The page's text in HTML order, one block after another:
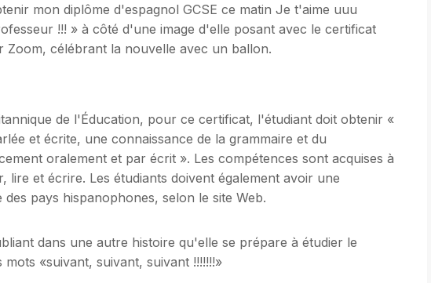
mon diplôme d'espagnol GCSE ce matin Je t'aime uuu
!!! » à côté d'une image d'elle posant avec le certificat
célébrant la nouvelle avec un ballon.
de l'Éducation, pour ce certificat, l'étudiant doit obtenir «
et écrite, une connaissance de la grammaire et du
oralement et par écrit ». Les compétences sont acquises à
lire et écrire. Les étudiants doivent également avoir une
pays hispanophones, selon le site Web.
dans une autre histoire qu'elle se prépare à étudier le
«suivant, suivant, suivant !!!!!!!»